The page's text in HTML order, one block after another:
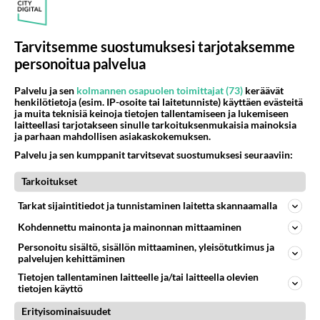
💋 K­­­u­u­­m­­a­­­t­­­ ­­­t­­y­­t­ö­t­­ ­­­o­­d­o­­t­­­t­­a­­­v­­­­a­­t­ ­­­s­­i­­n­­­u­­a­­ ->
kissgirl?18290936
🔞❤️❤️❤️❤️❤️🔞💋💋💋💋💋🔞
Äänestä Kommentoi
Kommentoi aloitusta...
Ketjusta on poistettu
LUETUIMMAT KESKUSTELUT
PÄIVÄ VIIKKO KUUKAUSI
Mitä tuot pöytään parisuhteessa?
Tarvitsemme suostumuksesi tarjotaksemme
personoitua palvelua
Palvelu ja sen kolmannen osapuolen toimittajat (73) keräävät
henkilötietoja (esim. IP-osoite tai laitetunniste) käyttäen evästeitä
ja muita teknisiä keinoja tietojen tallentamiseen ja lukemiseen
laitteellasi tarjotakseen sinulle tarkoituksenmukaisia mainoksia
ja parhaan mahdollisen asiakaskokemuksen.
Palvelu ja sen kumppanit tarvitsevat suostumuksesi seuraaviin:
Tarkoitukset
Tarkat sijaintitiedot ja tunnistaminen laitetta skannaamalla
Kohdennettu mainonta ja mainonnan mittaaminen
Personoitu sisältö, sisällön mittaaminen, yleisötutkimus ja
palvelujen kehittäminen
Tietojen tallentaminen laitteelle ja/tai laitteella olevien
tietojen käyttö
Erityisominaisuudet